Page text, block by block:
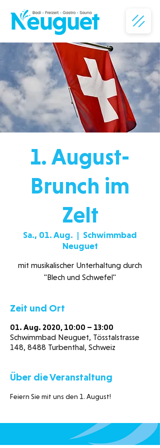
1. August-
Brunch im
Zelt
Sa., 01. Aug.
  |
Schwimmbad
Neuguet
mit musikalischer Unterhaltung durch
"Blech und Schwefel"
Zeit und Ort
01. Aug. 2020, 10:00 – 13:00
Schwimmbad Neuguet, Tösstalstrasse
148, 8488 Turbenthal, Schweiz
Über die Veranstaltung
Feiern Sie mit uns den 1. August!